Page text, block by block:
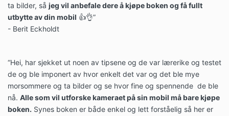
ta bilder, så jeg vil anbefale dere å kjøpe boken og få fullt
utbytte av din mobil 👍👌”
- Berit Eckholdt
“Hei, har sjekket ut noen av tipsene og de var lærerike og testet
de og ble imponert av hvor enkelt det var og det ble mye
morsommere og ta bilder og se hvor fine og spennende de ble
nå. Alle som vil utforske kameraet på sin mobil må bare kjøpe
boken. Synes boken er både enkel og lett forståelig så her er